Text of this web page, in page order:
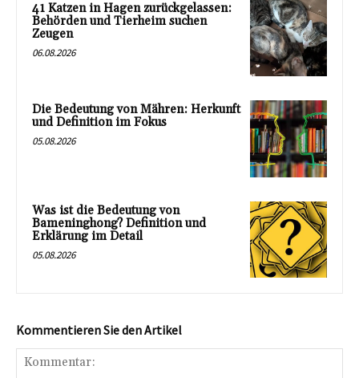
41 Katzen in Hagen zurückgelassen:
Behörden und Tierheim suchen
Zeugen
06.08.2026
Die Bedeutung von Mähren: Herkunft
und Definition im Fokus
05.08.2026
Was ist die Bedeutung von
Bameninghong? Definition und
Erklärung im Detail
05.08.2026
Kommentieren Sie den Artikel